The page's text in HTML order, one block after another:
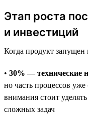
Этап роста
и инвестиций
Когда продукт запущен
• 30% — технические
но часть процессов
внимания стоит
сложных задач